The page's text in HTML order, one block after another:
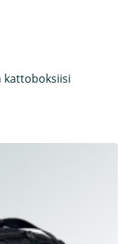
kattoboksiisi